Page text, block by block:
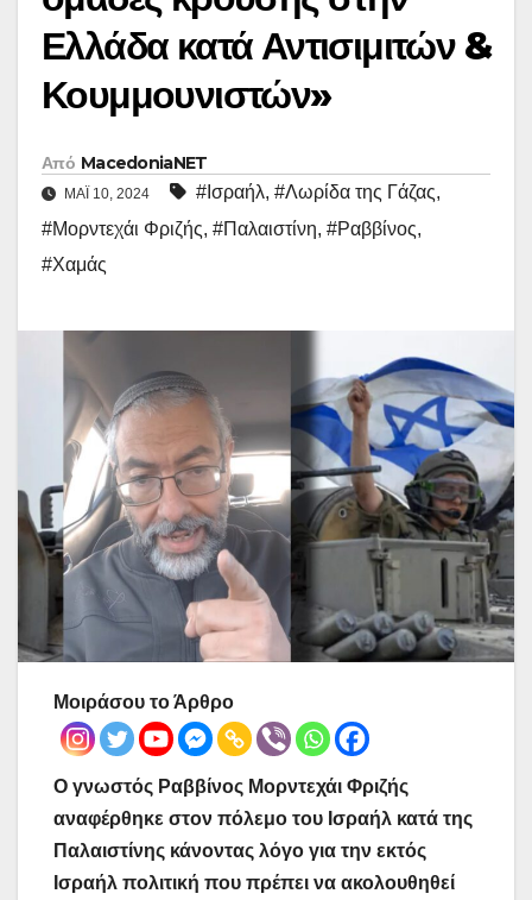
Ελλάδα κατά Αντισιμιτών &
Κουμμουνιστών»
Από MacedoniaNET
ΜΆΙ 10, 2024 #Ισραήλ, #Λωρίδα της Γάζας,
#Μορντεχάι Φριζής, #Παλαιστίνη, #Ραββίνος,
#Χαμάς
Μοιράσου το Άρθρο
Ο γνωστός Ραββίνος Μορντεχάι Φριζής
αναφέρθηκε στον πόλεμο του Ισραήλ κατά της
Παλαιστίνης κάνοντας λόγο για την εκτός
Ισραήλ πολιτική που πρέπει να ακολουθηθεί